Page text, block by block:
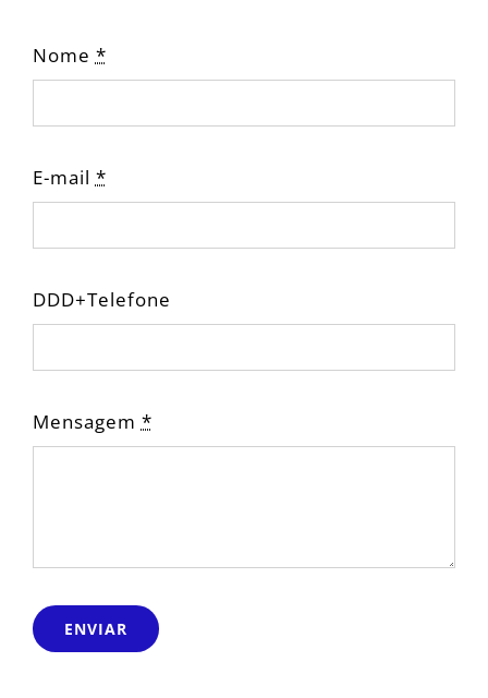
Nome *
E-mail *
DDD+Telefone
Mensagem *
ENVIAR